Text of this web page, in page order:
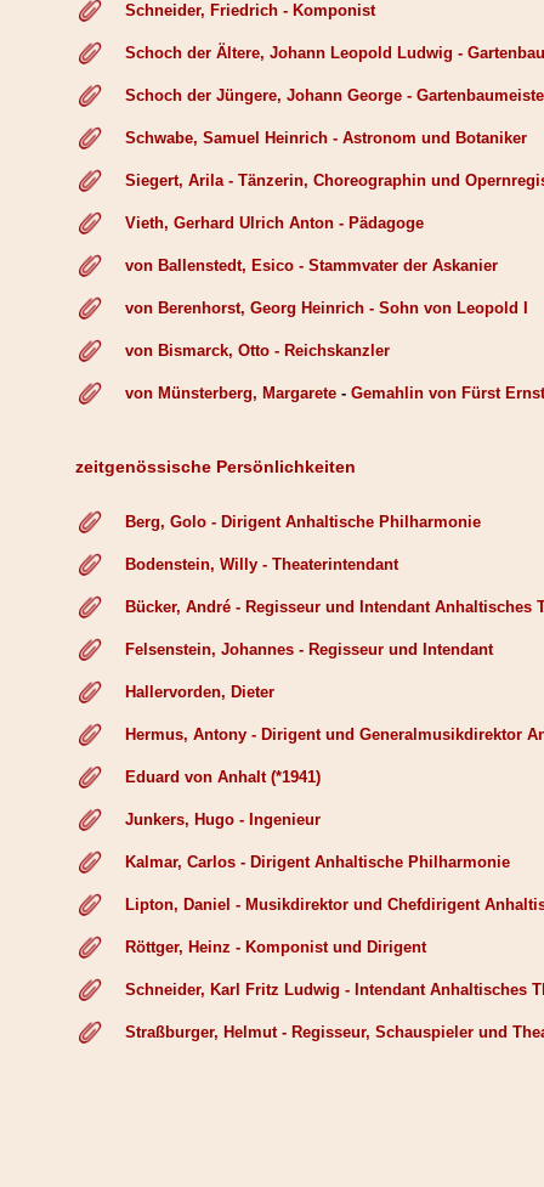
Schneider, Friedrich - Komponist
Schoch der Ältere, Johann Leopold Ludwig -
Schoch der Jüngere, Johann George -
Schwabe, Samuel Heinrich - Astronom und Botaniker
Siegert, Arila - Tänzerin, Choreographin und
Vieth, Gerhard Ulrich Anton - Pädagoge
von Ballenstedt, Esico - Stammvater der Askanier
von Berenhorst, Georg Heinrich - Sohn von Leopold I
von Bismarck, Otto - Reichskanzler
von Münsterberg, Margarete - Gemahlin von Fürst
zeitgenössische Persönlichkeiten
Berg, Golo - Dirigent Anhaltische Philharmonie
Bodenstein, Willy - Theaterintendant
Bücker, André - Regisseur und Intendant Anhaltisches
Felsenstein, Johannes - Regisseur und Intendant
Hallervorden, Dieter
Hermus, Antony - Dirigent und Generalmusikdirektor
Eduard von Anhalt (*1941)
Junkers, Hugo - Ingenieur
Kalmar, Carlos - Dirigent Anhaltische Philharmonie
Lipton, Daniel - Musikdirektor und Chefdirigent
Röttger, Heinz - Komponist und Dirigent
Schneider, Karl Fritz Ludwig - Intendant Anhaltisches
Straßburger, Helmut - Regisseur, Schauspieler und